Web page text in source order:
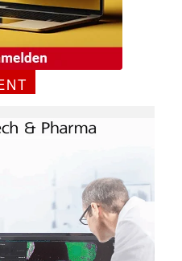
✕